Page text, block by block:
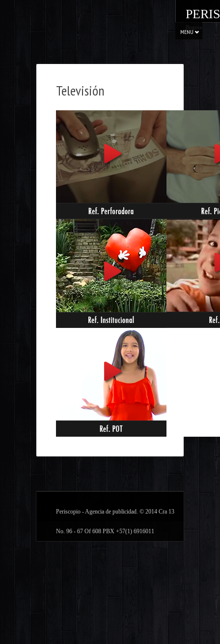
Bogota
MENU
Televisión
Periscopio - Agencia de publicidad. © 2014 Cra 13
No. 96 - 67 Of 608 PBX +57(1) 6916011